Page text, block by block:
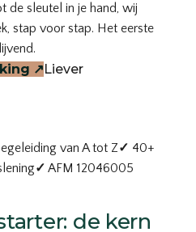
de sleutel in je hand, wij
stap voor stap. Het eerste
↗Liever
van A tot Z✓ 40+
✓ AFM 12046005
de kern